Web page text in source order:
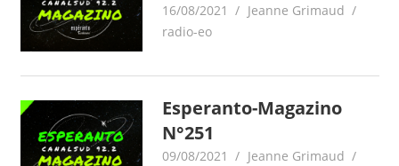
16/08/2021
Jeanne Grimaud
radio-eo
Esperanto-Magazino
N°251
09/08/2021
Jeanne Grimaud